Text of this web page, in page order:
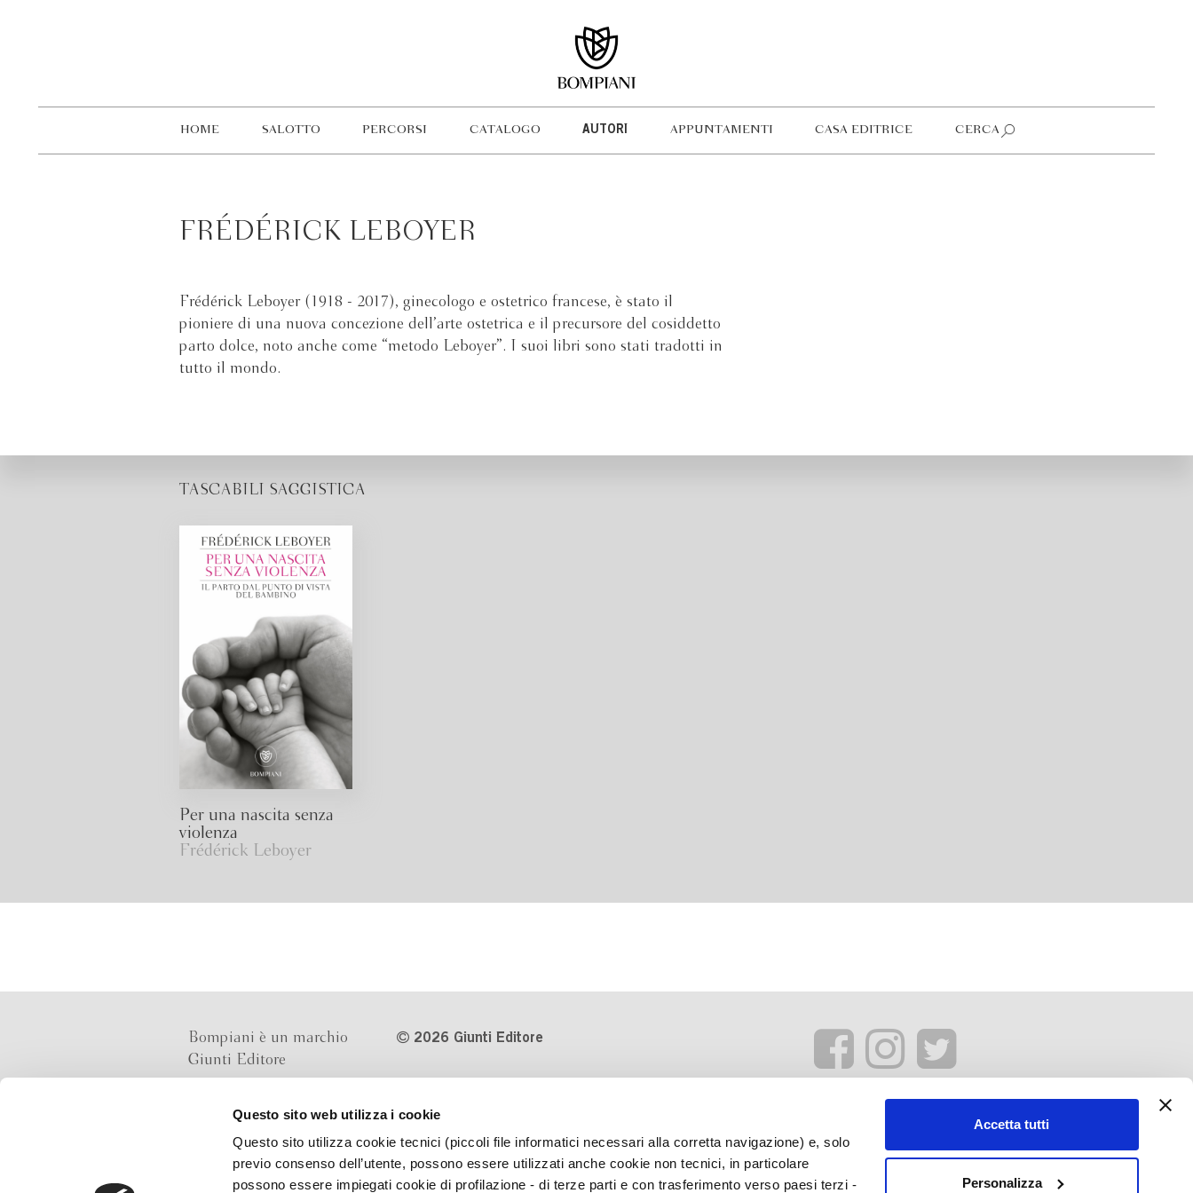
Questo sito web utilizza i cookie
Questo sito utilizza cookie tecnici (piccoli file informatici necessari alla corretta navigazione) e, solo
previo consenso dell’utente, possono essere utilizzati anche cookie non tecnici, in particolare
possono essere impiegati cookie di profilazione - di terze parti e con trasferimento verso paesi terzi -
Accetta tutti
Personalizza
HOME SALOTTO PERCORSI CATALOGO AUTORI APPUNTAMENTI CASA EDITRICE CERCA
FRÉDÉRICK LEBOYER
Frédérick Leboyer (1918 - 2017), ginecologo e ostetrico francese, è stato il
pioniere di una nuova concezione dell’arte ostetrica e il precursore del cosiddetto
parto dolce, noto anche come “metodo Leboyer”. I suoi libri sono stati tradotti in
tutto il mondo.
TASCABILI SAGGISTICA
Per una nascita senza
violenza
Frédérick Leboyer
Bompiani è un marchio
Giunti Editore
Via Bolognese 165,
50139 Firenze
2026 Giunti Editore
Numero d'iscrizione al Registro
Imprese di Milano REA 1327444